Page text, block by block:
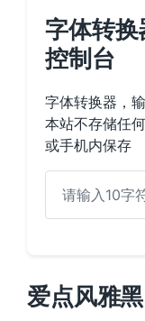
字体转
控制台
字体转换器，
本站不存储任
或手机内保存
爱点风雅